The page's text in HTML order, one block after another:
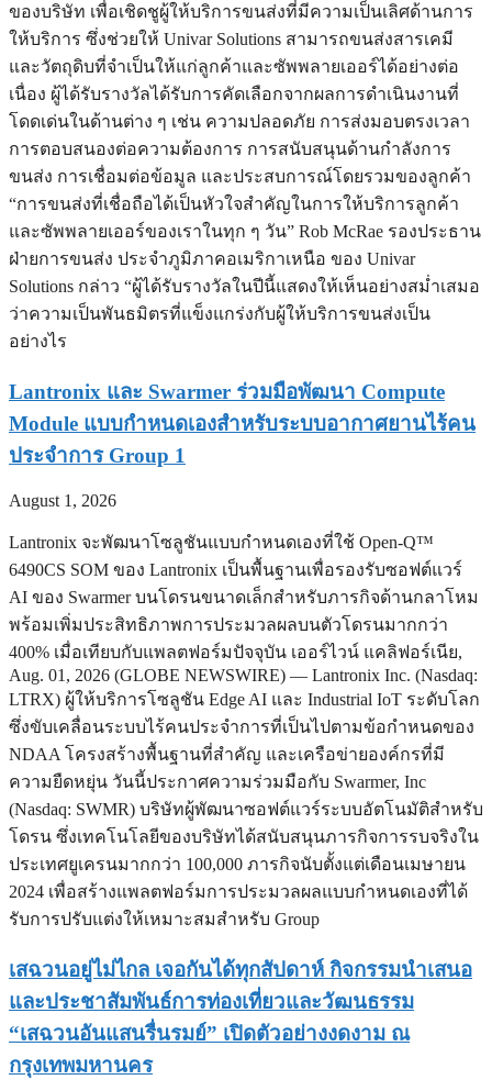
ของบริษัท เพื่อเชิดชูผู้ให้บริการขนส่งที่มีความเป็นเลิศด้านการ
ให้บริการ ซึ่งช่วยให้ Univar Solutions สามารถขนส่งสารเคมี
และวัตถุดิบที่จำเป็นให้แก่ลูกค้าและซัพพลายเออร์ได้อย่างต่อ
เนื่อง ผู้ได้รับรางวัลได้รับการคัดเลือกจากผลการดำเนินงานที่
โดดเด่นในด้านต่าง ๆ เช่น ความปลอดภัย การส่งมอบตรงเวลา
การตอบสนองต่อความต้องการ การสนับสนุนด้านกำลังการ
ขนส่ง การเชื่อมต่อข้อมูล และประสบการณ์โดยรวมของลูกค้า
“การขนส่งที่เชื่อถือได้เป็นหัวใจสำคัญในการให้บริการลูกค้า
และซัพพลายเออร์ของเราในทุก ๆ วัน” Rob McRae รองประธาน
ฝ่ายการขนส่ง ประจำภูมิภาคอเมริกาเหนือ ของ Univar
Solutions กล่าว “ผู้ได้รับรางวัลในปีนี้แสดงให้เห็นอย่างสม่ำเสมอ
ว่าความเป็นพันธมิตรที่แข็งแกร่งกับผู้ให้บริการขนส่งเป็น
อย่างไร
Lantronix และ Swarmer ร่วมมือพัฒนา Compute
Module แบบกำหนดเองสำหรับระบบอากาศยานไร้คน
ประจำการ Group 1
August 1, 2026
Lantronix จะพัฒนาโซลูชันแบบกำหนดเองที่ใช้ Open-Q™
6490CS SOM ของ Lantronix เป็นพื้นฐานเพื่อรองรับซอฟต์แวร์
AI ของ Swarmer บนโดรนขนาดเล็กสำหรับภารกิจด้านกลาโหม
พร้อมเพิ่มประสิทธิภาพการประมวลผลบนตัวโดรนมากกว่า
400% เมื่อเทียบกับแพลตฟอร์มปัจจุบัน เออร์ไวน์ แคลิฟอร์เนีย,
Aug. 01, 2026 (GLOBE NEWSWIRE) — Lantronix Inc. (Nasdaq:
LTRX) ผู้ให้บริการโซลูชัน Edge AI และ Industrial IoT ระดับโลก
ซึ่งขับเคลื่อนระบบไร้คนประจำการที่เป็นไปตามข้อกำหนดของ
NDAA โครงสร้างพื้นฐานที่สำคัญ และเครือข่ายองค์กรที่มี
ความยืดหยุ่น วันนี้ประกาศความร่วมมือกับ Swarmer, Inc
(Nasdaq: SWMR) บริษัทผู้พัฒนาซอฟต์แวร์ระบบอัตโนมัติสำหรับ
โดรน ซึ่งเทคโนโลยีของบริษัทได้สนับสนุนภารกิจการรบจริงใน
ประเทศยูเครนมากกว่า 100,000 ภารกิจนับตั้งแต่เดือนเมษายน
2024 เพื่อสร้างแพลตฟอร์มการประมวลผลแบบกำหนดเองที่ได้
รับการปรับแต่งให้เหมาะสมสำหรับ Group
เสฉวนอยู่ไม่ไกล เจอกันได้ทุกสัปดาห์ กิจกรรมนำเสนอ
และประชาสัมพันธ์การท่องเที่ยวและวัฒนธรรม
“เสฉวนอันแสนรื่นรมย์” เปิดตัวอย่างงดงาม ณ
กรุงเทพมหานคร